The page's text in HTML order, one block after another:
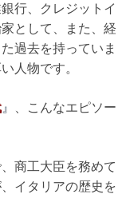
行、クレジットイ
として、また、経
過去を持っていま
人物です。
』
、こんなエピソー
商工大臣を務めて
イタリアの歴史を